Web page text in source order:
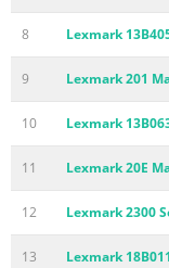
8 Lexmark
9 Lexmark 201
10 Lexmark
11 Lexmark 20E
12 Lexmark 2300
13 Lexmark